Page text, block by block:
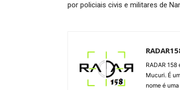
por policiais civis e militares de
RADAR
Mucuri. É
nome é